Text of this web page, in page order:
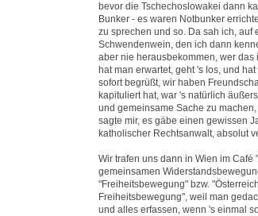
bevor die Tschechoslowakei dann
Bunker - es waren Notbunker
zu sprechen und so. Da sah ich, auf
Schwendenwein, den ich dann
aber nie herausbekommen, wer das
hat man erwartet, geht 's los, und
sofort begrüßt, wir haben
kapituliert hat, war 's natürlich
und gemeinsame Sache zu
sagte mir, es gäbe einen gewissen
katholischer Rechtsanwalt, absolut
Wir trafen uns dann in Wien im
gemeinsamen
"Freiheitsbewegung" bzw.
Freiheitsbewegung", weil man
und alles erfassen, wenn 's einmal